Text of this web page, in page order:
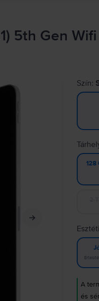
5th Gen Wifi
Szín:
128
A
és